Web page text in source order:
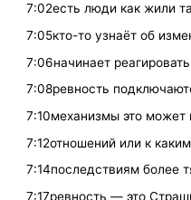
7:02есть люди как жили
7:05кто-то узнаёт об
7:06начинает
7:08ревность
7:10механизмы это может
7:12отношений или к
7:14последствиям более
7:17ревность — это